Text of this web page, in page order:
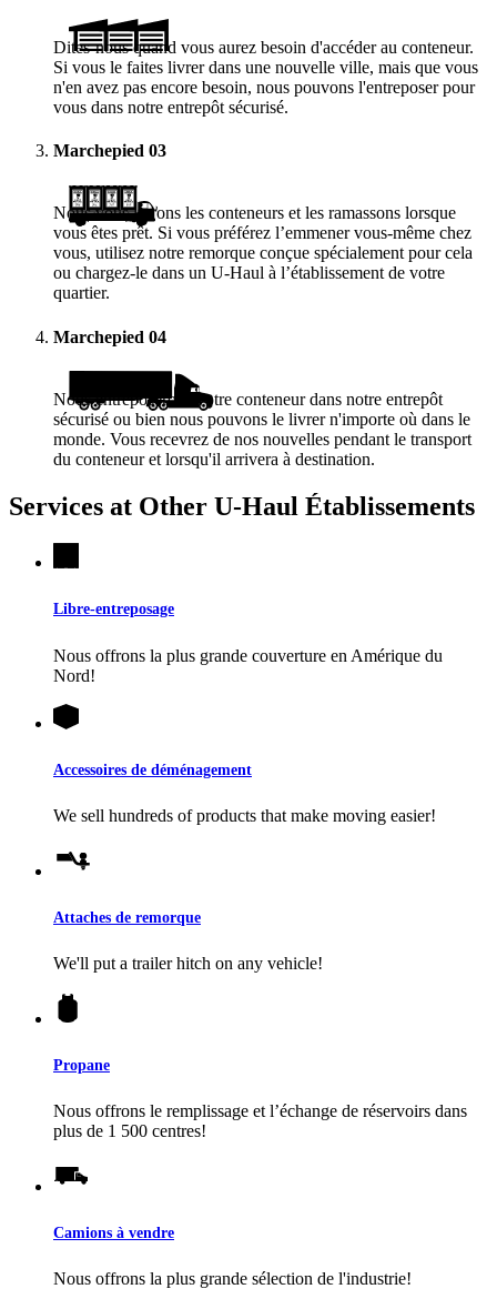
Dites-nous quand vous aurez besoin d'accéder au conteneur.
Si vous le faites livrer dans une nouvelle ville, mais que vous
n'en avez pas encore besoin, nous pouvons l'entreposer pour
vous dans notre entrepôt sécurisé.
Marchepied 03
Nous vous livrons les conteneurs et les ramassons lorsque
vous êtes prêt. Si vous préférez l’emmener vous-même chez
vous, utilisez notre remorque conçue spécialement pour cela
ou chargez-le dans un U-Haul à l’établissement de votre
quartier.
Marchepied 04
Nous entreposerons votre conteneur dans notre entrepôt
sécurisé ou bien nous pouvons le livrer n'importe où dans le
monde. Vous recevrez de nos nouvelles pendant le transport
du conteneur et lorsqu'il arrivera à destination.
Services at Other U-Haul Établissements
Libre-entreposage
Nous offrons la plus grande couverture en Amérique du
Nord!
Accessoires de déménagement
We sell hundreds of products that make moving easier!
Attaches de remorque
We'll put a trailer hitch on any vehicle!
Propane
Nous offrons le remplissage et l’échange de réservoirs dans
plus de 1 500 centres!
Camions à vendre
Nous offrons la plus grande sélection de l'industrie!